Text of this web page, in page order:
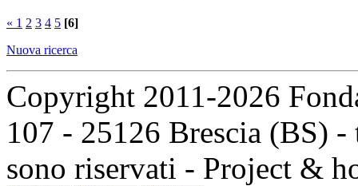
« 1 2 3 4 5 [6]
Nuova ricerca
Copyright 2011-2026
107 - 25126 Brescia (BS)
sono riservati - Project &